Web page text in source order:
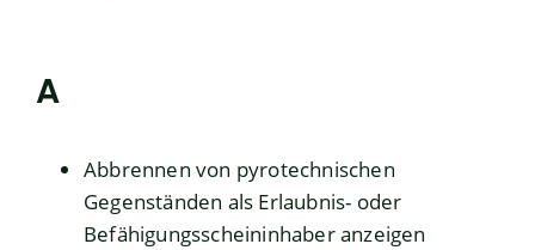
A
Abbrennen von pyrotechnischen
Gegenständen als Erlaubnis- oder
Befähigungsscheininhaber anzeigen